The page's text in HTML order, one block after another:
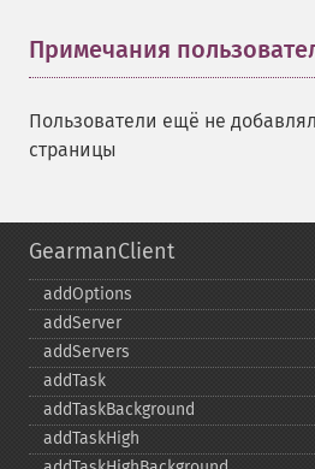
Примечания
Пользователи ещё не
страницы
GearmanClient
addOptions
addServer
addServers
addTask
addTaskBackground
addTaskHigh